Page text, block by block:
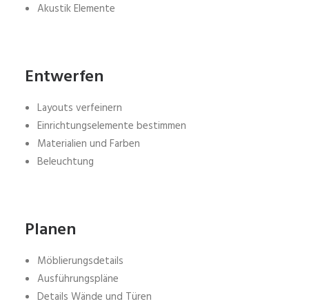
Akustik Elemente
Entwerfen
Layouts verfeinern
Einrichtungselemente bestimmen
Materialien und Farben
Beleuchtung
Planen
Möblierungsdetails
Ausführungspläne
Details Wände und Türen